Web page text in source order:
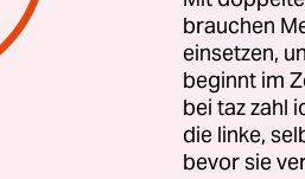
des
Methoden bis hin zu
der Regierung bisher
seit Jahren bekannt,
oder Rippchen stehen
brauchen
einsetzen,
beginnt im
bei taz zahl
die linke,
bevor sie